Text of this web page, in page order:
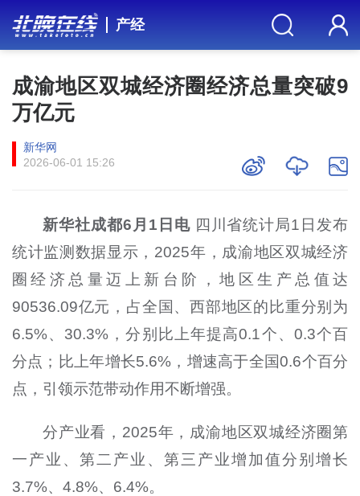
产经
成渝地区双城经济圈经济总量突破9
万亿元
新华网
2026-06-01 15:26
新华社成都6月1日电四川省统计局1日发布
统计监测数据显示，2025年，成渝地区双城经济
圈经济总量迈上新台阶，地区生产总值达
90536.09亿元，占全国、西部地区的比重分别为
6.5%、30.3%，分别比上年提高0.1个、0.3个百
分点；比上年增长5.6%，增速高于全国0.6个百分
点，引领示范带动作用不断增强。
分产业看，2025年，成渝地区双城经济圈第
一产业、第二产业、第三产业增加值分别增长
3.7%、4.8%、6.4%。